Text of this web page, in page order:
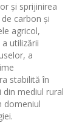
și sprijinirea
carbon și
agricol,
utilizării
a
stabilită în
din mediul rural
domeniul